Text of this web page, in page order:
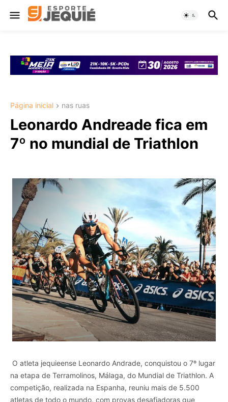
Página inicial nas ruas
Leonardo Andreade fica em
7º no mundial de Triathlon
O atleta jequieense Leonardo Andrade, conquistou o 7º lugar
na etapa de Terramolinos, Málaga, do Mundial de Triathlon. A
competição, realizada na Espanha, reuniu mais de 5.500
atletas de todo o mundo, com provas desafiadoras que